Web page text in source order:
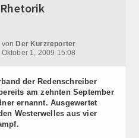
von Der Kurzreporter
Oktober 1, 2009 15:08
der Redenschreiber
am zehnten September
ernannt. Ausgewertet
Westerwelles aus vier